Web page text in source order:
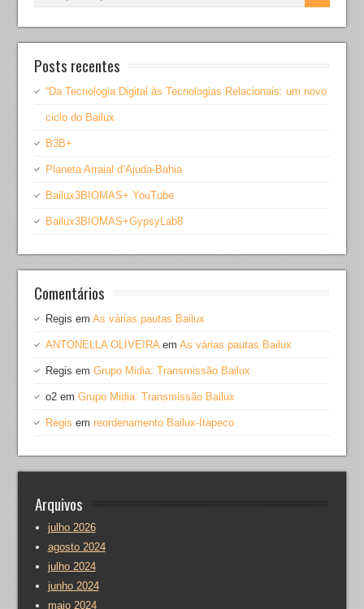
Posts recentes
“Da Tecnologia Digital às Tecnologias Relacionais: um novo
ciclo do Bailux
B3B+
Planeta Arraial d’Ajuda-Bahia
Bailux3BIOMAS+ YouTube
Bailux3BIOMAS+GypsyLab8
Comentários
Regis emAs várias pautas Bailux
ANTONELLA OLIVEIRAemAs várias pautas Bailux
Regis emGrupo Midia: Transmissão Bailux
o2 emGrupo Midia: Transmissão Bailux
Regis emreordenamento Bailux-Itapeco
Arquivos
julho 2026
agosto 2024
julho 2024
junho 2024
maio 2024